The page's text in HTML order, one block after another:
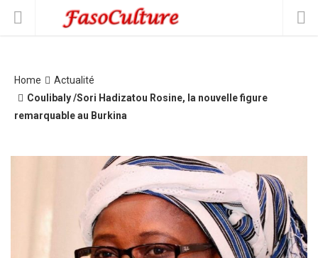
Home
Actualité
Coulibaly /Sori Hadizatou Rosine, la nouvelle figure
remarquable au Burkina